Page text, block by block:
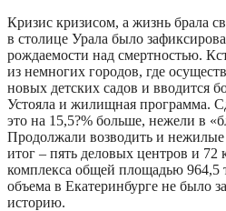
Кризис кризисом, а жизнь брала
в столице Урала было
рождаемости над смертностью.
из немногих городов, где
новых детских садов и вводится
Устояла и жилищная программа.
это на 15,5?% больше, нежели в
Продолжали возводить и
итог – пять деловых центров и
комплекса общей площадью 964,5
объема в Екатеринбурге не было
историю.